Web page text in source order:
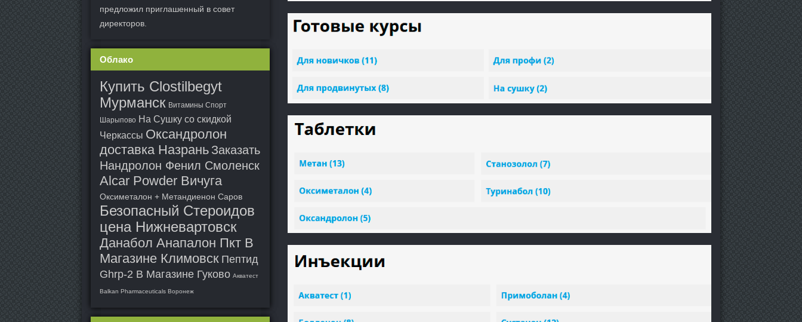
предложил приглашенный в совет
директоров.
Облако
Купить Clostilbegyt
Мурманск Витамины Спорт
Шарыпово На Сушку со скидкой
Черкассы Оксандролон
доставка Назрань Заказать
Нандролон Фенил Смоленск
Alcar Powder Вичуга
Оксиметалон + Метандиенон Саров
Безопасный Стероидов
цена Нижневартовск
Данабол Анапалон Пкт В
Магазине Климовск Пептид
Ghrp-2 В Магазине Гуково Акватест
Balkan Pharmaceuticals Воронеж